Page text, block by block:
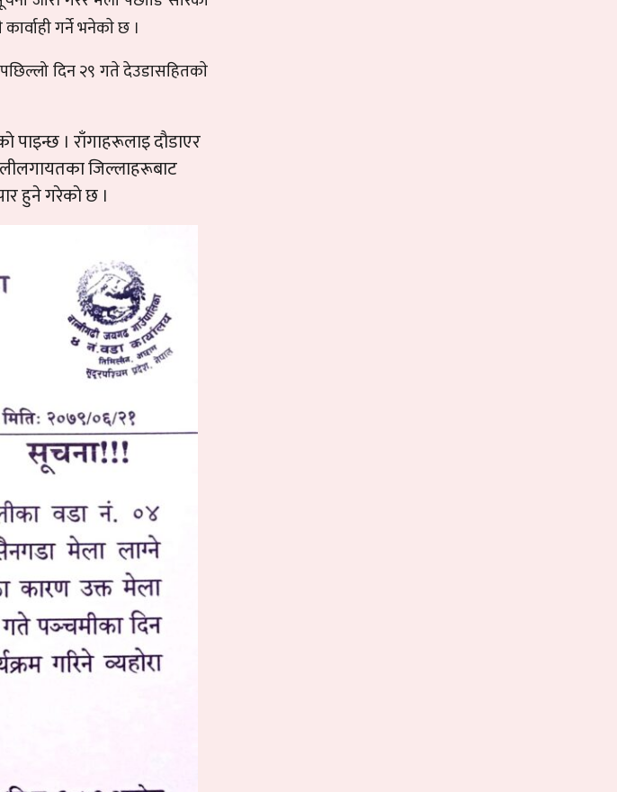
गर्ने भनेकाे छ ।
दिन २९ गते देउडासहितकाे
पाइन्छ । राँगाहरूलाइ दाैडाएर
जिल्लाहरूबाट
हुने गरेकाे छ ।